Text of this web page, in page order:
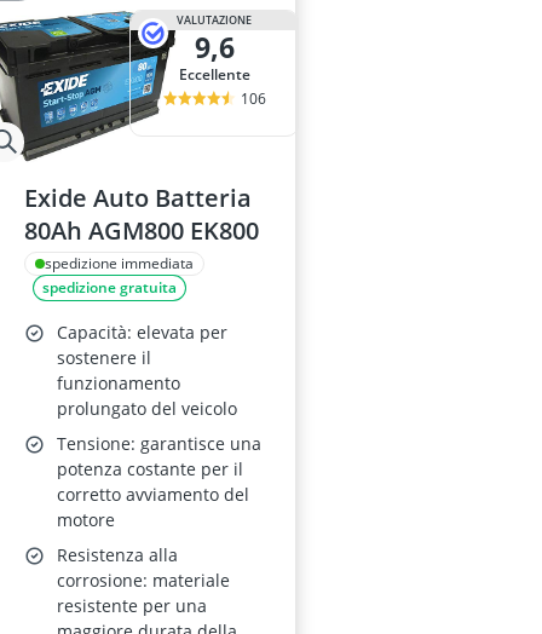
VALUTAZIONE
9,6
Eccellente
106
Exide Auto Batteria
80Ah AGM800 EK800
spedizione immediata
spedizione gratuita
Capacità: elevata per
sostenere il
funzionamento
prolungato del veicolo
Tensione: garantisce una
potenza costante per il
corretto avviamento del
motore
Resistenza alla
corrosione: materiale
resistente per una